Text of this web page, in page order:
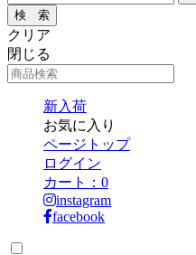
クリア
閉じる
新入荷
お気に入り
ページトップ
ログイン
カート： 0
instagram
facebook